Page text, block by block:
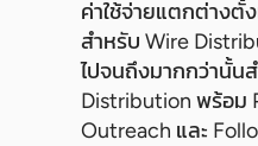
ค่าใช้จ่ายแตกต่าง
สำหรับ Wire
ไปจนถึงมากกว่านั้น
Distribution พร้อม
Outreach และ